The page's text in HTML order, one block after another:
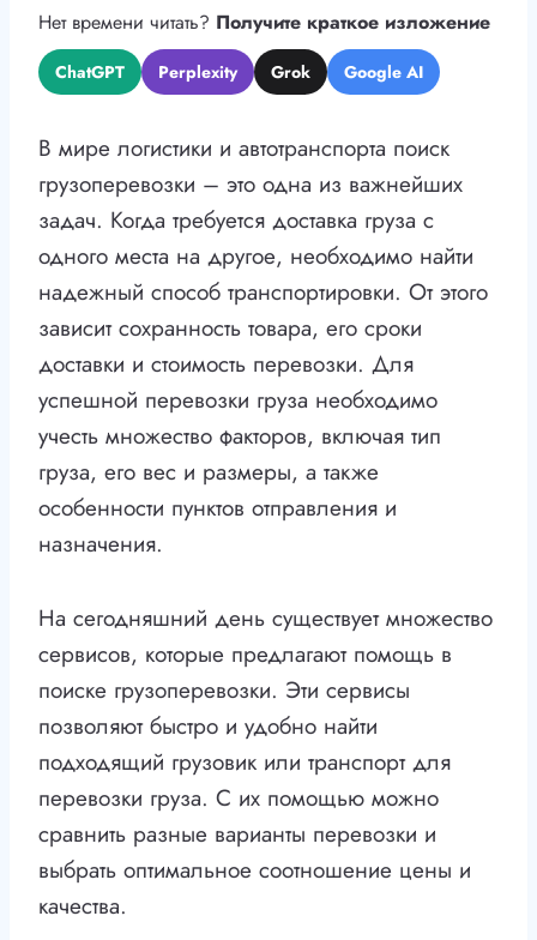
Нет времени читать? Получите краткое изложение
ChatGPT Perplexity Grok Google AI
В мире логистики и автотранспорта поиск
грузоперевозки – это одна из важнейших
задач. Когда требуется доставка груза с
одного места на другое, необходимо найти
надежный способ транспортировки. От этого
зависит сохранность товара, его сроки
доставки и стоимость перевозки. Для
успешной перевозки груза необходимо
учесть множество факторов, включая тип
груза, его вес и размеры, а также
особенности пунктов отправления и
назначения.
На сегодняшний день существует множество
сервисов, которые предлагают помощь в
поиске грузоперевозки. Эти сервисы
позволяют быстро и удобно найти
подходящий грузовик или транспорт для
перевозки груза. С их помощью можно
сравнить разные варианты перевозки и
выбрать оптимальное соотношение цены и
качества.